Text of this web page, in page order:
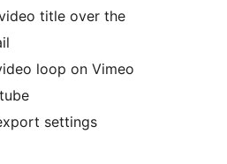
title over the
loop on Vimeo
settings